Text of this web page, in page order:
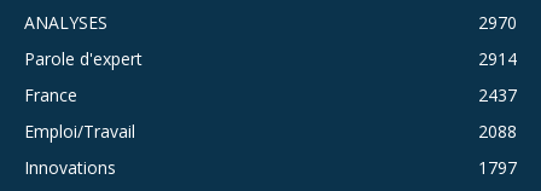
ANALYSES
2970
Parole d'expert
2914
France
2437
Emploi/Travail
2088
Innovations
1797